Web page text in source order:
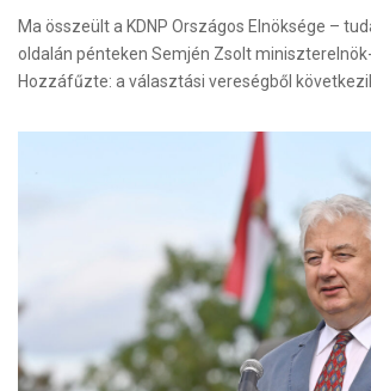
Ma összeült a KDNP Országos Elnöksége –
oldalán pénteken Semjén Zsolt
Hozzáfűzte: a választási vereségből